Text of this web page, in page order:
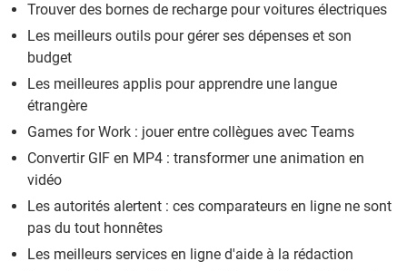
Trouver des bornes de recharge pour voitures électriques
Les meilleurs outils pour gérer ses dépenses et son
budget
Les meilleures applis pour apprendre une langue
étrangère
Games for Work : jouer entre collègues avec Teams
Convertir GIF en MP4 : transformer une animation en
vidéo
Les autorités alertent : ces comparateurs en ligne ne sont
pas du tout honnêtes
Les meilleurs services en ligne d'aide à la rédaction